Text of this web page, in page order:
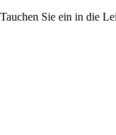
Tauchen Sie ein in die